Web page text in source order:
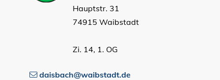
Hauptstr. 31
74915 Waibstadt
Zi. 14, 1. OG
daisbach@waibstadt.de